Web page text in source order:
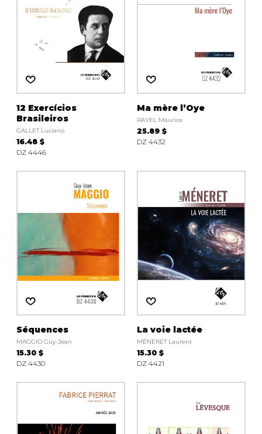
12 Exercícios
Brasileiros
GALLET Luciano
16.48 $
DZ 4446
Ma mère l’Oye
RAVEL Maurice
25.89 $
DZ 4432
Séquences
MAGGIO Guy-Jean
15.30 $
DZ 4430
La voie lactée
MÉNERET Laurent
15.30 $
DZ 4421